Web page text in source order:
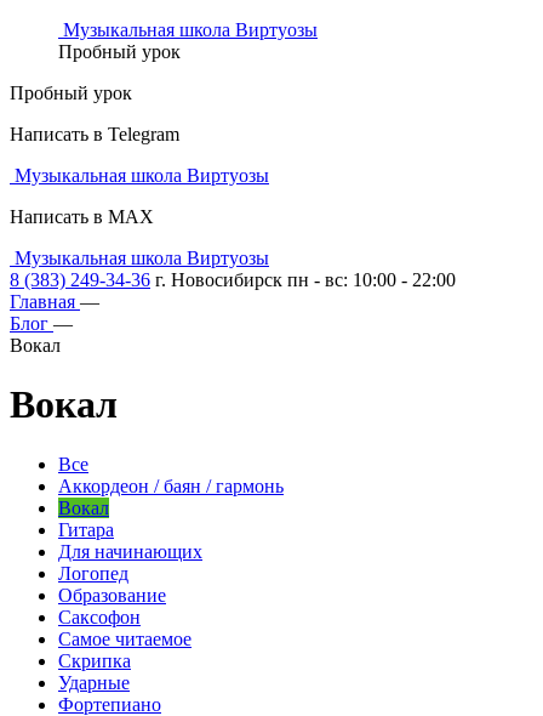
Музыкальная школа Виртуозы
Пробный урок
Пробный урок
Написать в Telegram
Музыкальная школа Виртуозы
Написать в MAX
Музыкальная школа Виртуозы
8 (383) 249-34-36 г. Новосибирск пн - вс: 10:00 - 22:00
Главная —
Блог —
Вокал
Вокал
Все
Аккордеон / баян / гармонь
Вокал
Гитара
Для начинающих
Логопед
Образование
Саксофон
Самое читаемое
Скрипка
Ударные
Фортепиано